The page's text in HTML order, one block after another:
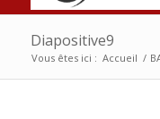
Diapositive9
Vous êtes ici : Accueil /